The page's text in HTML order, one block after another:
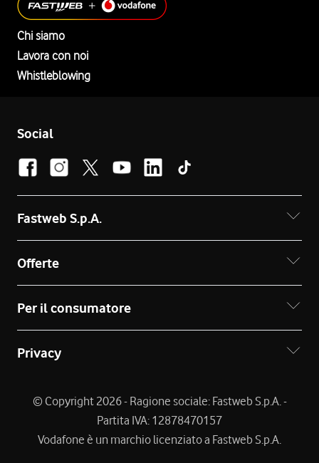
Chi siamo
Lavora con noi
Whistleblowing
Social
Fastweb S.p.A.
Offerte
Per il consumatore
Privacy
© Copyright 2026 - Ragione sociale: Fastweb S.p.A. -
Partita IVA: 12878470157
Vodafone è un marchio licenziato a Fastweb S.p.A.